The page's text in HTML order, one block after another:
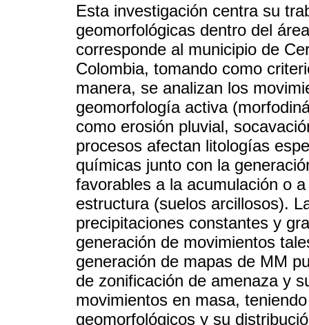
Esta investigación centra su
geomorfológicas dentro del
corresponde al municipio de
Colombia, tomando como
manera, se analizan los
geomorfología activa
como erosión pluvial,
procesos afectan litologías
químicas junto con la
favorables a la acumulación o
estructura (suelos arcillosos).
precipitaciones constantes y
generación de movimientos
generación de mapas de MM
de zonificación de amenaza y
movimientos en masa,
geomorfológicos y su